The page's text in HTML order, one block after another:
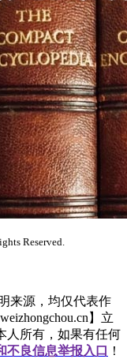
Reserved.
来源，均仅代表作
】立
人所有，如果有任何
不良信息举报入口 ！